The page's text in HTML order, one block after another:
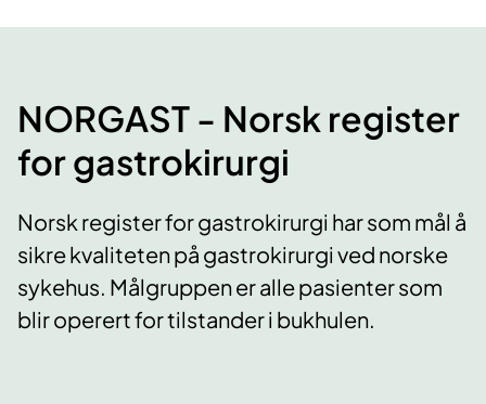
NORGAST - Norsk register
for gastrokirurgi
Norsk register for gastrokirurgi har som mål å
sikre kvaliteten på gastrokirurgi ved norske
sykehus. Målgruppen er alle pasienter som
blir operert for tilstander i bukhulen.